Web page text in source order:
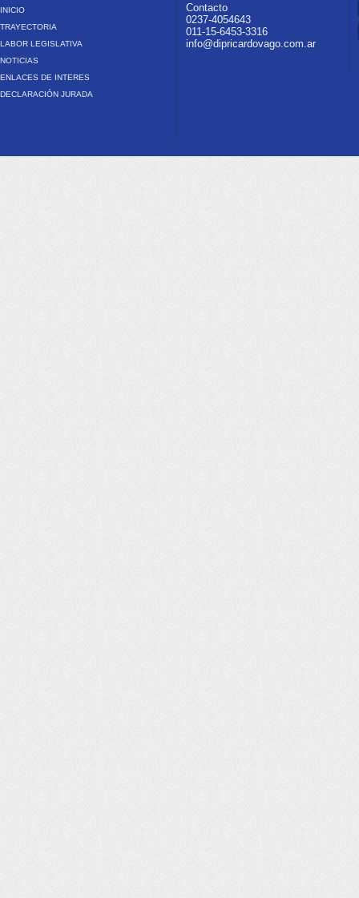
INICIO
TRAYECTORIA
LABOR LEGISLATIVA
NOTICIAS
ENLACES DE INTERES
DECLARACIÓN JURADA
Contacto
0237-4054643
011-15-6453-3316
info@dipricardovago.com.ar